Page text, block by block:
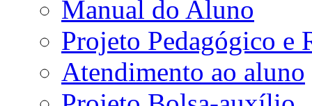
Manual do Aluno
Projeto Pedagógico e
Atendimento ao aluno